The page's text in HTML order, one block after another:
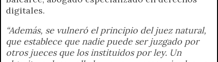
digitales.
“Además, se vulneró el principio del juez natural,
que establece que nadie puede ser juzgado por
otros jueces que los instituidos por ley. Un